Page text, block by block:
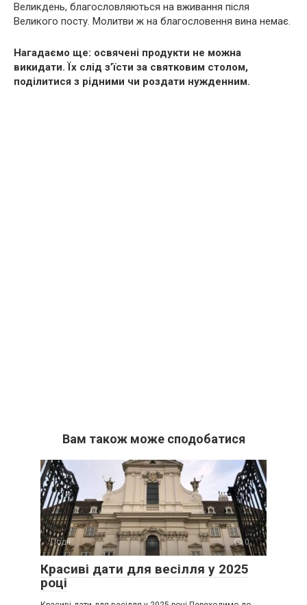
Великдень, благословляються на вживання після
Великого посту. Молитви ж на благословення вина немає.
Нагадаємо ще: освячені продукти не можна
викидати. Їх слід з’їсти за святковим столом,
поділитися з рідними чи роздати нужденним.
Вам також може сподобатися
Події 0
Красиві дати для весілля у 2025
році